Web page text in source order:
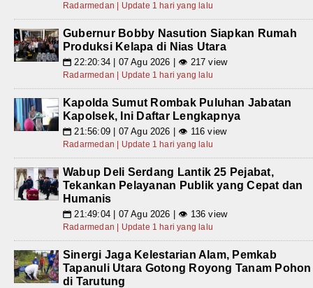
Radarmedan | Update 1 hari yang lalu
Gubernur Bobby Nasution Siapkan Rumah
Produksi Kelapa di Nias Utara
📅 22:20:34 | 07 Agu 2026 | 👁 217 view
Radarmedan | Update 1 hari yang lalu
Kapolda Sumut Rombak Puluhan Jabatan
Kapolsek, Ini Daftar Lengkapnya
📅 21:56:09 | 07 Agu 2026 | 👁 116 view
Radarmedan | Update 1 hari yang lalu
Wabup Deli Serdang Lantik 25 Pejabat,
Tekankan Pelayanan Publik yang Cepat dan
Humanis
📅 21:49:04 | 07 Agu 2026 | 👁 136 view
Radarmedan | Update 1 hari yang lalu
Sinergi Jaga Kelestarian Alam, Pemkab
Tapanuli Utara Gotong Royong Tanam Pohon
di Tarutung